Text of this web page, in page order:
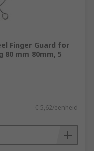
Finger Guard for
80 mm 80mm, 5
€ 5,62/eenheid